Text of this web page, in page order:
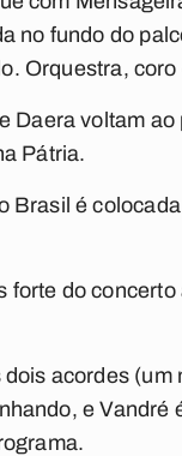
no fundo do
. Orquestra, coro
Daera voltam ao
Pátria.
Brasil é
forte do
acordes (um
, e Vandré